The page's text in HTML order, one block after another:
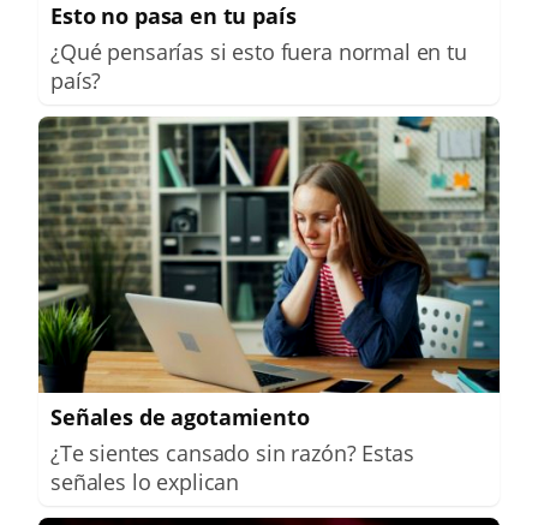
Esto no pasa en tu país
¿Qué pensarías si esto fuera normal en tu
país?
Señales de agotamiento
¿Te sientes cansado sin razón? Estas
señales lo explican